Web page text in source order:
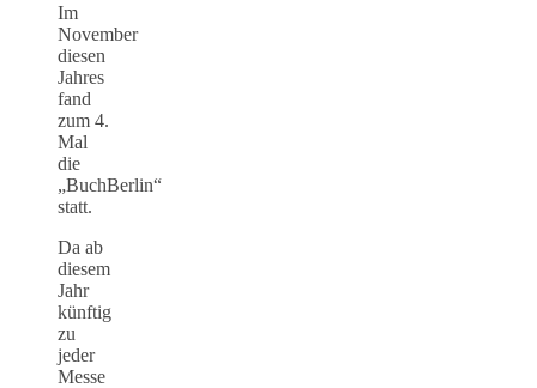
Im
November
diesen
Jahres
fand
zum 4.
Mal
die
„BuchBerlin“
statt.
Da ab
diesem
Jahr
künftig
zu
jeder
Messe